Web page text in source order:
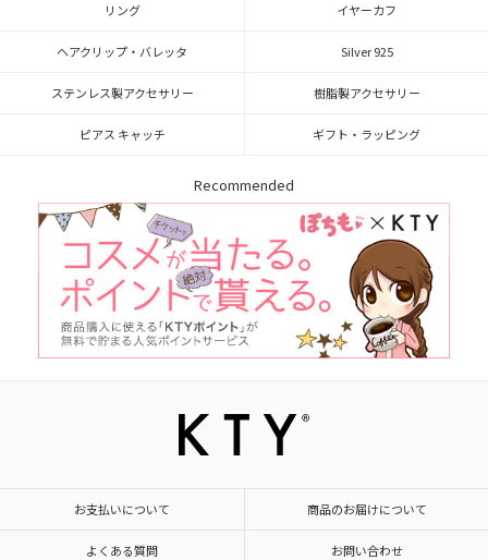
リング イヤーカフ
ヘアクリップ・バレッタ Silver 925
ステンレス製アクセサリー 樹脂製アクセサリー
ピアス キャッチ ギフト・ラッピング
Recommended
お支払いについて 商品のお届けについて
よくある質問 お問い合わせ